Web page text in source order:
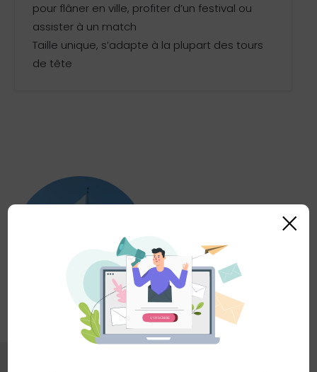
pour flâner en ville, profiter d’un festival ou
assister à un match
Taille unique, s’adapte à la plupart des tours
de tête
Drapeaux(6)
×